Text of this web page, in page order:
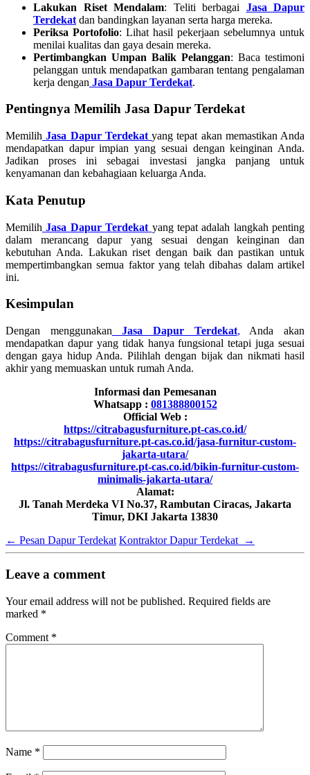
Lakukan Riset Mendalam: Teliti berbagai Jasa Dapur
Terdekat dan bandingkan layanan serta harga mereka.
Periksa Portofolio: Lihat hasil pekerjaan sebelumnya untuk
menilai kualitas dan gaya desain mereka.
Pertimbangkan Umpan Balik Pelanggan: Baca testimoni
pelanggan untuk mendapatkan gambaran tentang pengalaman
kerja dengan Jasa Dapur Terdekat.
Pentingnya Memilih Jasa Dapur Terdekat
Memilih Jasa Dapur Terdekat yang tepat akan memastikan Anda
mendapatkan dapur impian yang sesuai dengan keinginan Anda.
Jadikan proses ini sebagai investasi jangka panjang untuk
kenyamanan dan kebahagiaan keluarga Anda.
Kata Penutup
Memilih Jasa Dapur Terdekat yang tepat adalah langkah penting
dalam merancang dapur yang sesuai dengan keinginan dan
kebutuhan Anda. Lakukan riset dengan baik dan pastikan untuk
mempertimbangkan semua faktor yang telah dibahas dalam artikel
ini.
Kesimpulan
Dengan menggunakan Jasa Dapur Terdekat, Anda akan
mendapatkan dapur yang tidak hanya fungsional tetapi juga sesuai
dengan gaya hidup Anda. Pilihlah dengan bijak dan nikmati hasil
akhir yang memuaskan untuk rumah Anda.
Informasi dan Pemesanan
Whatsapp : 081388800152
Official Web :
https://citrabagusfurniture.pt-cas.co.id/
https://citrabagusfurniture.pt-cas.co.id/jasa-furnitur-custom-
jakarta-utara/
https://citrabagusfurniture.pt-cas.co.id/bikin-furnitur-custom-
minimalis-jakarta-utara/
Alamat:
Jl. Tanah Merdeka VI No.37, Rambutan Ciracas, Jakarta
Timur, DKI Jakarta 13830
← Pesan Dapur Terdekat Kontraktor Dapur Terdekat →
Leave a comment
Your email address will not be published. Required fields are
marked *
Comment *
Name *